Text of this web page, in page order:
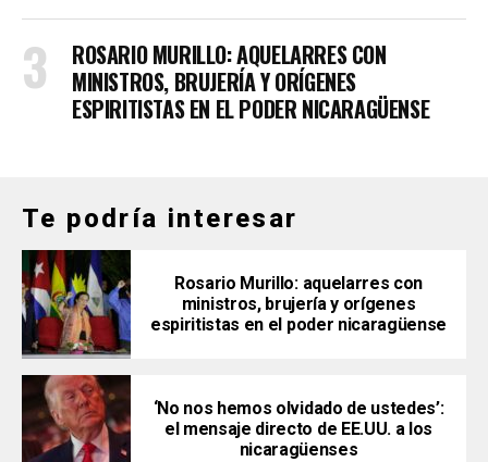
ROSARIO MURILLO: AQUELARRES CON
MINISTROS, BRUJERÍA Y ORÍGENES
ESPIRITISTAS EN EL PODER NICARAGÜENSE
Te podría interesar
Rosario Murillo: aquelarres con
ministros, brujería y orígenes
espiritistas en el poder nicaragüense
‘No nos hemos olvidado de ustedes’:
el mensaje directo de EE.UU. a los
nicaragüenses